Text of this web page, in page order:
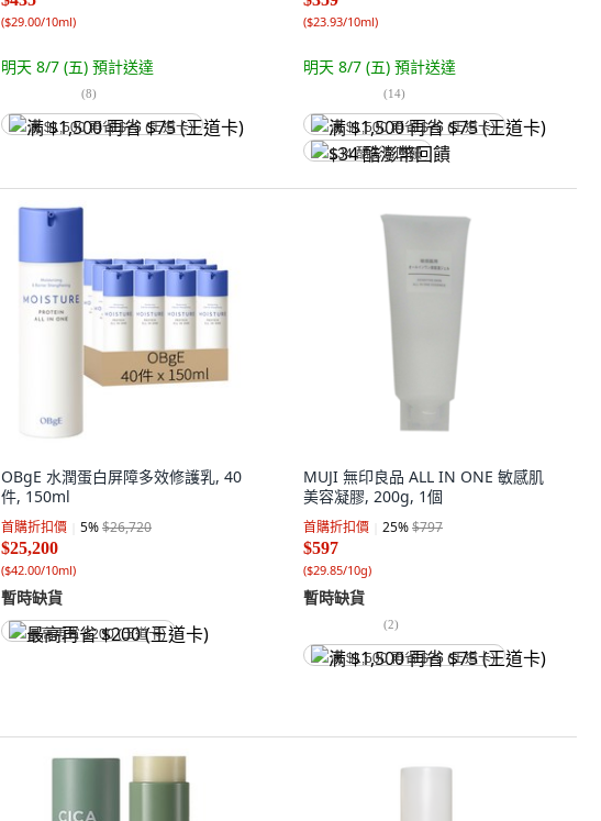
($29.00/10ml)
明天 8/7 (五) 預計送達
(8)
满 $1,500 再省 $75 (王道卡)
($23.93/10ml)
明天 8/7 (五) 預計送達
(14)
满 $1,500 再省 $75 (王道卡)
$34 酷澎幣回饋
OBgE 水潤蛋白屏障多效修護乳, 40
件, 150ml
首購折扣價 5%$26,720
$25,200
($42.00/10ml)
暫時缺貨
最高再省 $200 (王道卡)
MUJI 無印良品 ALL IN ONE 敏感肌
美容凝膠, 200g, 1個
首購折扣價 25%$797
$597
($29.85/10g)
暫時缺貨
(2)
满 $1,500 再省 $75 (王道卡)